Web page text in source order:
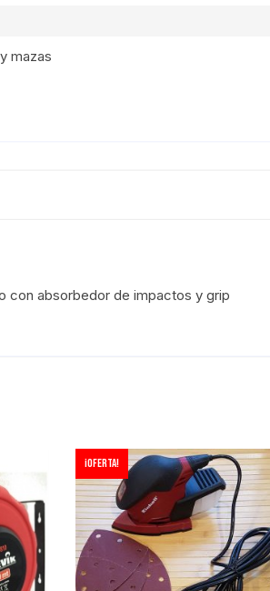
mazas
con absorbedor de impactos y grip
¡Oferta!